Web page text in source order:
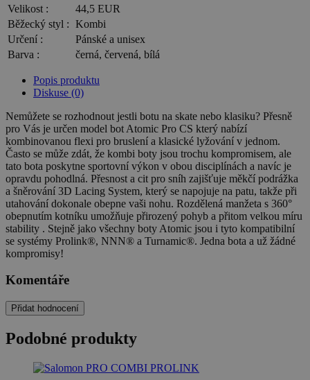
Velikost :
44,5 EUR
Běžecký styl : Kombi
Určení :
Pánské a unisex
Barva :
černá, červená, bílá
Popis produktu
Diskuse (0)
Nemůžete se rozhodnout jestli botu na skate nebo klasiku? Přesně
pro Vás je určen model bot Atomic Pro CS který nabízí
kombinovanou flexi pro bruslení a klasické lyžování v jednom.
Často se může zdát, že kombi boty jsou trochu kompromisem, ale
tato bota poskytne sportovní výkon v obou disciplínách a navíc je
opravdu pohodlná. Přesnost a cit pro sníh zajišťuje měkčí podrážka
a šněrování 3D Lacing System, který se napojuje na patu, takže při
utahování dokonale obepne vaši nohu. Rozdělená manžeta s 360°
obepnutím kotníku umožňuje přirozený pohyb a přitom velkou míru
stability . Stejně jako všechny boty Atomic jsou i tyto kompatibilní
se systémy Prolink®, NNN® a Turnamic®. Jedna bota a už žádné
kompromisy!
Komentáře
Přidat hodnocení
Podobné produkty